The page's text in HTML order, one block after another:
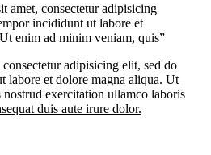
amet, consectetur adipisicing
incididunt ut labore et
enim ad minim veniam, quis”
adipisicing elit, sed do
labore et dolore magna aliqua. Ut
exercitation ullamco laboris
duis aute irure dolor.